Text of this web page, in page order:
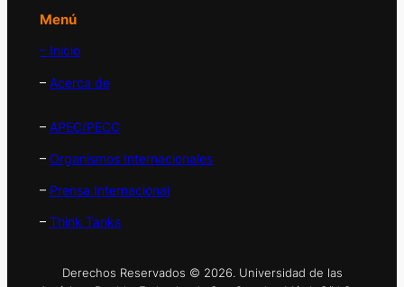
Menú
– Inicio
– Acerca de
– APEC/PECC
– Organismos Internacionales
– Prensa Internacional
– Think Tanks
Derechos Reservados © 2026. Universidad de las